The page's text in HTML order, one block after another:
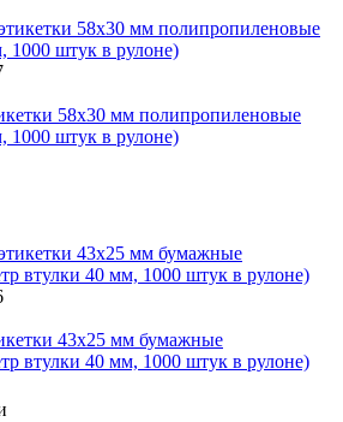
58х30 мм полипропиленовые
1000 штук в рулоне)
43х25 мм бумажные
втулки 40 мм, 1000 штук в рулоне)